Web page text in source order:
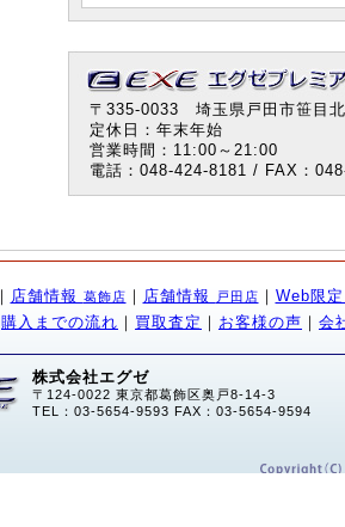
〒335-0033 埼玉県戸田市笹目
定休日：年末年始
営業時間：11:00～21:00
電話：048-424-8181 / FAX：
｜ 店舗情報 葛飾店 ｜ 店舗情報 戸田店 ｜ Web限
購入までの流れ ｜ 買取査定 ｜ お客様の声 ｜ 会
株式会社エグゼ
〒124-0022 東京都葛飾区奥戸8-14-3
TEL：03-5654-9593 FAX：03-5654-9594